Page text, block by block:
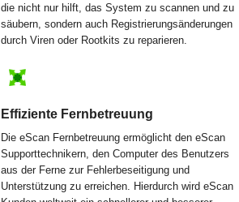
die nicht nur hilft, das System zu scannen und zu
säubern, sondern auch Registrierungsänderungen
durch Viren oder Rootkits zu reparieren.
Effiziente Fernbetreuung
Die eScan Fernbetreuung ermöglicht den eScan
Supporttechnikern, den Computer des Benutzers
aus der Ferne zur Fehlerbeseitigung und
Unterstützung zu erreichen. Hierdurch wird eScan